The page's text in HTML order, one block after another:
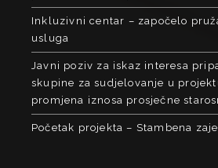
Inkluzivni centar – započelo
usluga
Javni poziv za iskaz interesa
skupine za sudjelovanje u
promjena iznosa prosječne
Početak projekta – Stambena